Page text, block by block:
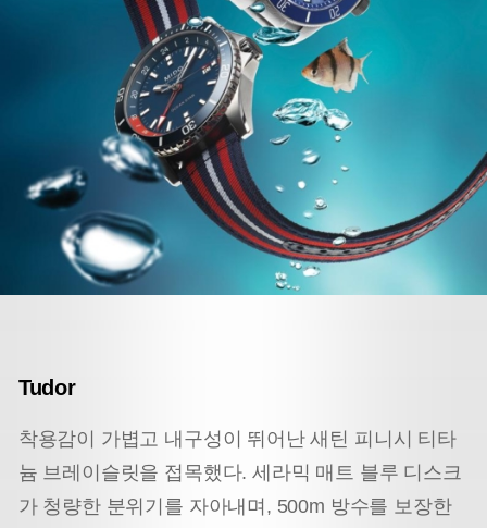
Tudor
착용감이 가볍고 내구성이 뛰어난 새틴 피니시 티타
늄 브레이슬릿을 접목했다. 세라믹 매트 블루 디스크
가 청량한 분위기를 자아내며, 500m 방수를 보장한